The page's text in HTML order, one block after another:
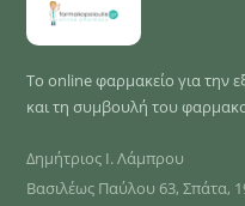
Το online φαρμακείο για την
και τη συμβουλή του
Δημήτριος Ι. Λάμπρου
Βασιλέως Παύλου 63, Σπάτα,